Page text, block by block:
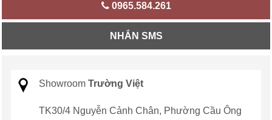
0965.584.261
NHẮN SMS
Showroom Trường Việt
TK30/4 Nguyễn Cảnh Chân, Phường Cầu Ông